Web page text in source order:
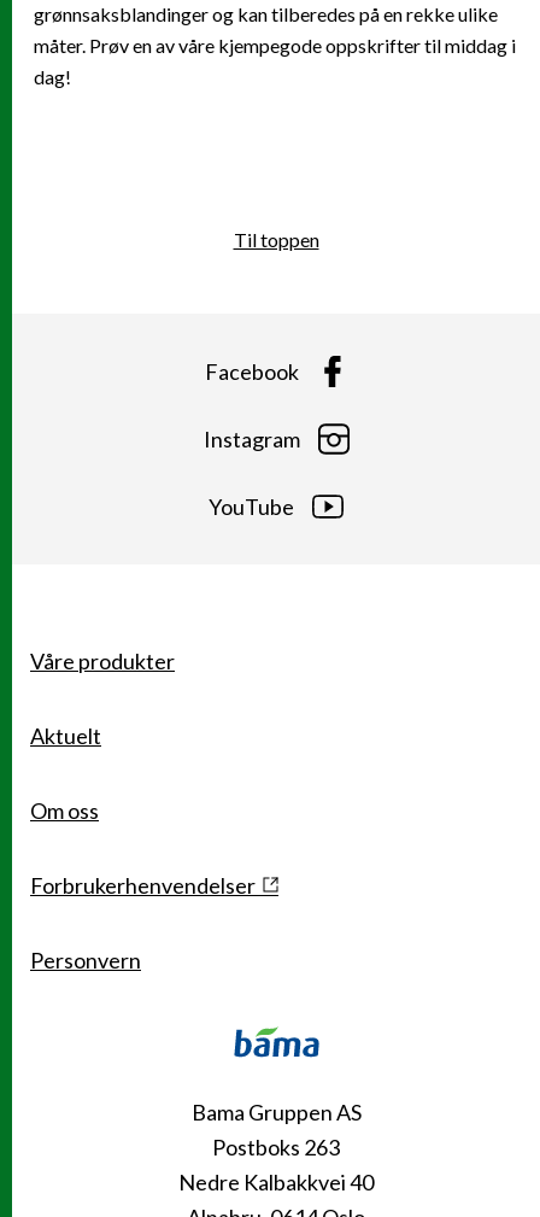
grønnsaksblandinger og kan tilberedes på en rekke ulike
måter. Prøv en av våre kjempegode oppskrifter til middag i
dag!
Til toppen
Facebook
Instagram
YouTube
Bama Gruppen AS
Postboks 263
Nedre Kalbakkvei 40
Snarveier
Våre produkter
Aktuelt
Om oss
Forbrukerhenvendelser
Personvern